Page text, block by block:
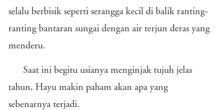
selalu berbisik seperti serangga kecil di balik ranting-
ranting bantaran sungai dengan air terjun deras yang
menderu.
Saat ini begitu usianya menginjak tujuh jelas
tahun, Hayu makin paham akan apa yang
sebenarnya terjadi.